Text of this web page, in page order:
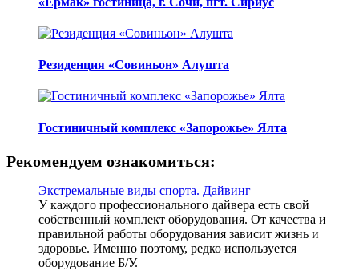
Резиденция «Совиньон» Алушта
Гостиничный комплекс «Запорожье» Ялта
Рекомендуем ознакомиться:
Экстремальные виды спорта. Дайвинг
У каждого профессионального дайвера есть свой
собственный комплект оборудования. От качества и
правильной работы оборудования зависит жизнь и
здоровье. Именно поэтому, редко используется
оборудование Б/У.